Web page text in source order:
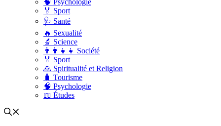
🧠 Psychologie
🏅 Sport
🩺 Santé
🔥 Sexualité
🔬 Science
👨‍👨‍👧‍👧 Société
🏅 Sport
🙏 Spiritualité et Religion
🧳 Tourisme
🧠 Psychologie
📖 Études